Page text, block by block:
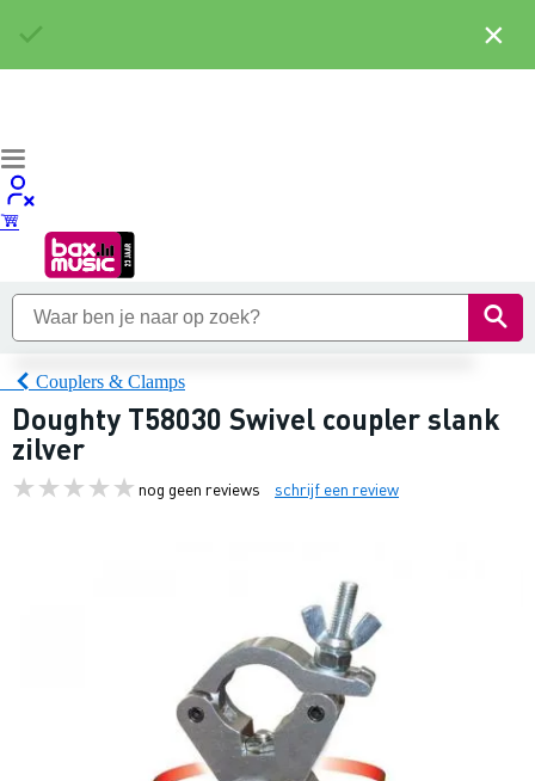
Couplers & Clamps
Doughty T58030 Swivel coupler slank
zilver
nog geen reviews schrijf een review
×